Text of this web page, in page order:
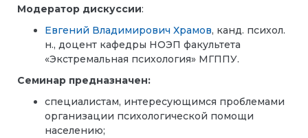
Модератор дискуссии:
Евгений Владимирович Храмов, канд. психол.
н., доцент кафедры НОЭП факультета
«Экстремальная психология» МГППУ.
Семинар предназначен:
специалистам, интересующимся проблемами
организации психологической помощи
населению;